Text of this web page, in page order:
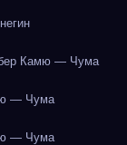
Камю — Чума
— Чума
— Чума